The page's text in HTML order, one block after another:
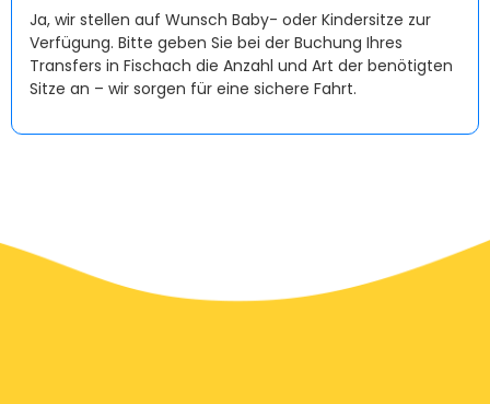
Ja, wir stellen auf Wunsch Baby- oder Kindersitze zur
Verfügung. Bitte geben Sie bei der Buchung Ihres
Transfers in Fischach die Anzahl und Art der benötigten
Sitze an – wir sorgen für eine sichere Fahrt.